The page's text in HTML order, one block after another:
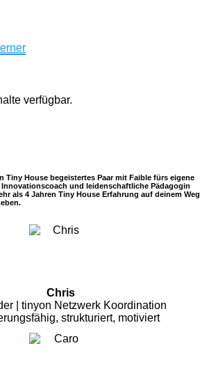
verfügbar.
Tiny House begeistertes Paar mit Faible fürs eigene
und leidenschaftliche Pädagogin
als 4 Jahren Tiny House Erfahrung auf deinem Weg
Chris
| tinyon Netzwerk Koordination
strukturiert, motiviert